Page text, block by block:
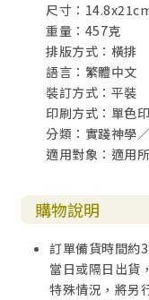
尺寸：
重量：457克
排版方式：橫排
語言：繁體中文
裝訂方式：平裝
印刷方式：單色
分類：實踐神學
適用對象：適用
購物說明
訂單備貨時間約
當日或隔日出貨
特殊情況，將另